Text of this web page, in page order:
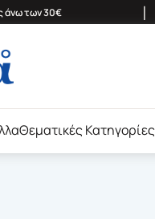
άνω των 30€ |
Θεματικές Κατηγορίες